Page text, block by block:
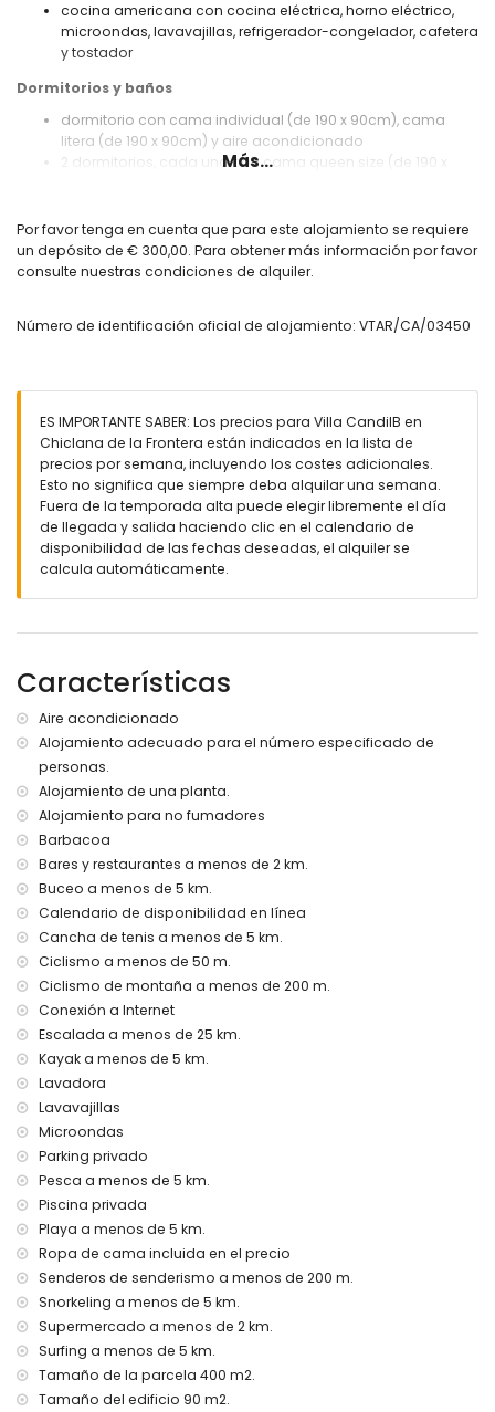
cocina americana con cocina eléctrica, horno eléctrico,
microondas, lavavajillas, refrigerador-congelador, cafetera
y tostador
Dormitorios y baños
dormitorio con cama individual (de 190 x 90cm), cama
litera (de 190 x 90cm) y aire acondicionado
2 dormitorios, cada uno con cama queen size (de 190 x
cuarto de baño con lavabo, ducha y váter
Exterior de la villa
2 terrazas cubiertas
zona exterior para sentarse y zona exterior para comer
2 plazas de parking privadas
Más información
población más cercana: Chiclana (a menos de 4
kilómetros de la villa)
playa más cercana: La Barrosa (a menos de 5 kilómetros
de la villa)
puerto más cercano: Puerto deportivo de Sancti Petri (a
de la villa)
kilómetros)
transporte público de la villa: autobús a menos de 1000
metros y tren a menos de 25 kilómetros
no se permite fumar
no se admiten mascotas
El alojamiento es muy apto para familias con niños
Instalaciones y servicios incluidos en el precio del alquiler
de la villa
internet (WiFi)
plancha de ropa y tabla de planchar
ropa de cama y toallas
cama adicional (bajo petición)
Entretenimiento y actividades de ocio para sus vacaciones
en Chiclana de la Frontera, Costa de la Luz
bar (a menos de 1000 metros de la casa)
cine, teatro, discoteca, club nocturno y paseo (La Barrosa)
(a menos de 5 kilómetros de la casa)
Lugares de interés y cultura en Chiclana de la Frontera,
Costa de la Luz
Bautista), monumento (Torre Arquillo del Reloj), edificio
arquitectónico (Iglesia de San Juan Bautista) y lugar
histórico (Ermita de Santa Ana) (a menos de 5 kilómetros
del alojamiento)
castillo (Castillo de Sancti Petri) y ruina (Castillo de Sancti
Petri) (a menos de 10 kilómetros del alojamiento)
Actividades deportivas
1000 metros de la villa)
tenis, kayaking, pesca, buceo, esnórquel, surf y esquí
acuático (a menos de 5 kilómetros de la villa)
Más...
Por favor tenga en cuenta que para este alojamiento se requiere
un depósito de € 300,00. Para obtener más información por favor
consulte nuestras condiciones de alquiler.
Número de identificación oficial de alojamiento: VTAR/CA/03450
ES IMPORTANTE SABER: Los precios para Villa CandilB en
Chiclana de la Frontera están indicados en la lista de
precios por semana, incluyendo los costes adicionales.
Esto no significa que siempre deba alquilar una semana.
Fuera de la temporada alta puede elegir libremente el día
de llegada y salida haciendo clic en el calendario de
disponibilidad de las fechas deseadas, el alquiler se
calcula automáticamente.
Características
Aire acondicionado
Alojamiento adecuado para el número especificado de
personas.
Alojamiento de una planta.
Alojamiento para no fumadores
Barbacoa
Bares y restaurantes a menos de 2 km.
Buceo a menos de 5 km.
Calendario de disponibilidad en línea
Cancha de tenis a menos de 5 km.
Ciclismo a menos de 50 m.
Ciclismo de montaña a menos de 200 m.
Conexión a Internet
Escalada a menos de 25 km.
Kayak a menos de 5 km.
Lavadora
Lavavajillas
Microondas
Parking privado
Pesca a menos de 5 km.
Piscina privada
Playa a menos de 5 km.
Ropa de cama incluida en el precio
Senderos de senderismo a menos de 200 m.
Snorkeling a menos de 5 km.
Supermercado a menos de 2 km.
Surfing a menos de 5 km.
Tamaño de la parcela 400 m2.
Tamaño del edificio 90 m2.